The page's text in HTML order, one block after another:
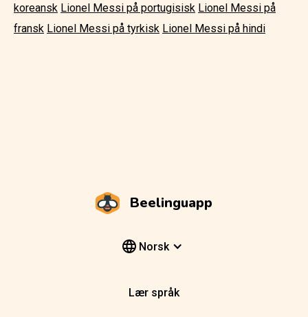
koreansk Lionel Messi på portugisisk Lionel Messi på
fransk Lionel Messi på tyrkisk Lionel Messi på hindi
Beelinguapp
Norsk
Lær språk